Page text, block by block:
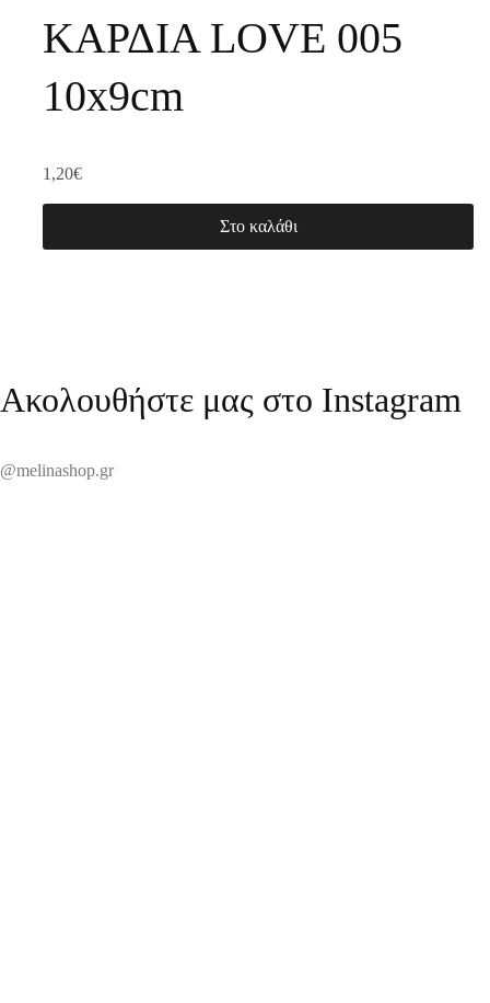
ΚΑΡΔΙΑ LOVE 005
10x9cm
1,20€
Στο καλάθι
Ακολουθήστε μας στο Instagram
@melinashop.gr